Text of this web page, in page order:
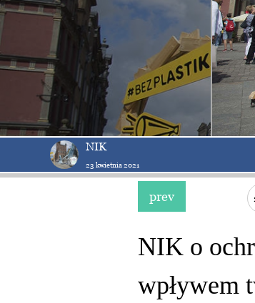
NIK
23 kwietnia 2021
prev
NIK o
wpływem